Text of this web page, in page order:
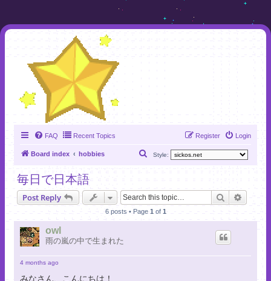
FAQ Recent Topics Login
Register
Board index hobbies Style:
r
c
毎日で日本語
Post Reply Search
6 posts • Page 1 of 1
owl
雨の嵐の中で生まれた
4 months ago
みなさん、こんにちは！